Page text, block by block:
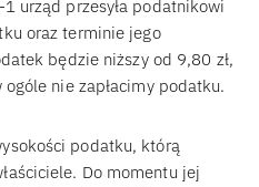
urząd przesyła podatnikowi
oraz terminie jego
będzie niższy od 9,80 zł,
nie zapłacimy podatku.
podatku, którą
Do momentu jej